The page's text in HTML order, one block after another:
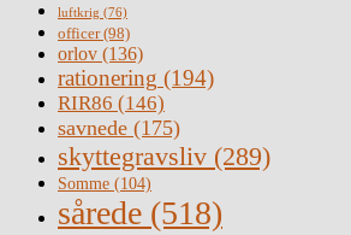
luftkrig (76)
officer(98)
orlov (136)
rationering (194)
RIR86 (146)
savnede (175)
skyttegravsliv (289)
Somme (104)
sårede (518)